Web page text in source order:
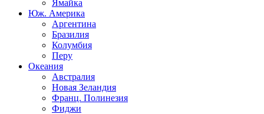
Ямайка
Юж. Америка
Аргентина
Бразилия
Колумбия
Перу
Океания
Австралия
Новая Зеландия
Франц. Полинезия
Фиджи